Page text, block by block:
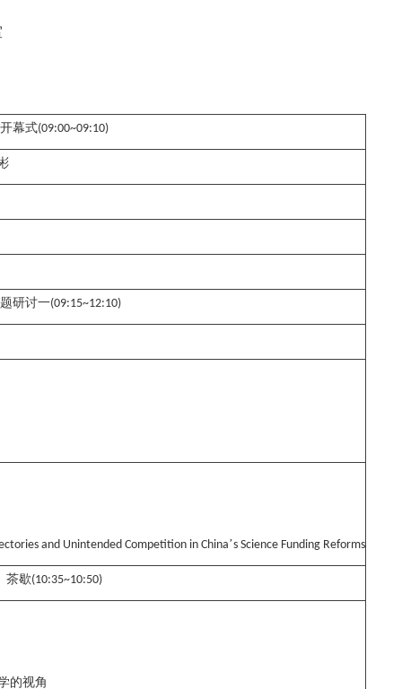
开幕式(09:00~09:10)
研讨一(09:15~12:10)
and Unintended Competition in China’s Science Funding Reforms
茶歇(10:35~10:50)
的视角